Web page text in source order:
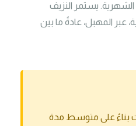
الشهرية. يستمر النزيف
عبر المهبل، عادةً ما بين
بناءً على متوسط ​​مدة